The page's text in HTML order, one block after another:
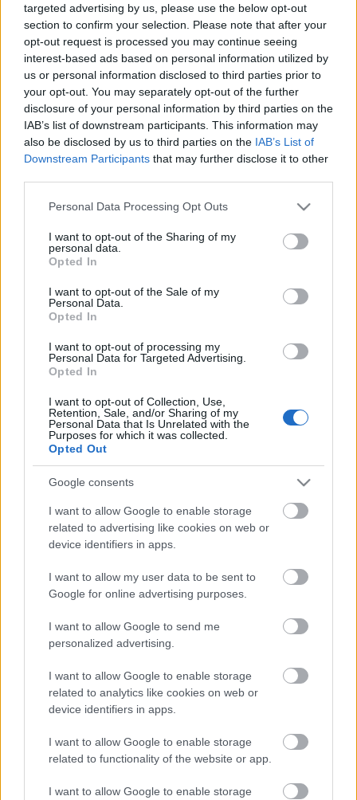
targeted advertising by us, please use the below opt-out
section to confirm your selection. Please note that after your
opt-out request is processed you may continue seeing
interest-based ads based on personal information utilized by
us or personal information disclosed to third parties prior to
your opt-out. You may separately opt-out of the further
disclosure of your personal information by third parties on the
IAB’s list of downstream participants. This information may
also be disclosed by us to third parties on the IAB’s List of
Downstream Participants that may further disclose it to other
Please note that this website/app uses one or more Google
not limited to your visit or usage behaviour. You may click to
grant or deny consent to Google and its third-party tags to
use your data for below specified purposes in below Google
consent section.
Personal Data Processing Opt Outs
I want to opt-out of the Sharing of my
personal data.
Opted In
I want to opt-out of the Sale of my
Personal Data.
Opted In
I want to opt-out of processing my
Personal Data for Targeted Advertising.
Opted In
I want to opt-out of Collection, Use,
Retention, Sale, and/or Sharing of my
Personal Data that Is Unrelated with the
Purposes for which it was collected.
Opted Out
Google consents
I want to allow Google to enable storage
related to advertising like cookies on web or
device identifiers in apps.
I want to allow my user data to be sent to
Google for online advertising purposes.
I want to allow Google to send me
personalized advertising.
I want to allow Google to enable storage
related to analytics like cookies on web or
device identifiers in apps.
I want to allow Google to enable storage
related to functionality of the website or app.
I want to allow Google to enable storage
LEGFRISSEBB
Országos hírek
Amire többmillióan vártunk: szombattól
másodfokúra csökken a riasztás
Országos hírek
Kecskeméten is szakirányú
Egyetem
szúnyoginvázió elkerülésében
HIRDETÉS
Közös gyakorlatot tartottak Nógrád és
Pest területi védelmi bizottságai
Amire többmillióan vártunk: szombattól
másodfokúra csökken a riasztás
5 gyönyörű tó Nógrád megyében